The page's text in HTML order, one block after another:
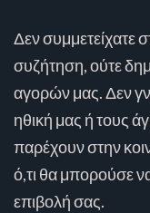
Δεν συμμετείχατε
συζήτηση, ούτε
αγορών μας. Δεν
ηθική μας ή τους
παρέχουν στην
ό,τι θα μπορούσε
επιβολή σας.